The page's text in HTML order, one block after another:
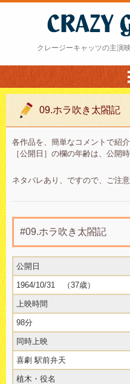
クレージー・ゴ
クレージーキャッツの主演
09.ホラ吹き太閤記
各作品を、簡単なコメントで紹介
［公開日］の欄の年齢は、公開
ネタバレあり、ですので、ご注意
#09.ホラ吹き太閤記
公開日
1964/10/31 （37歳）
上映時間
98分
同時上映
喜劇 駅前弁天
植木・役名